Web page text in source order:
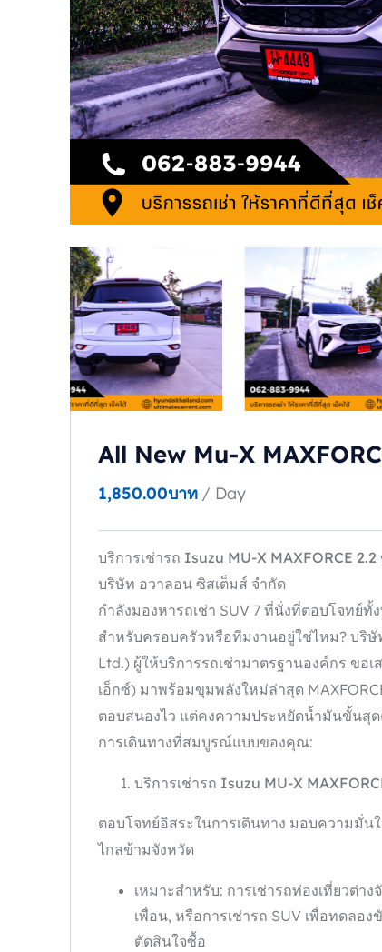
All New Mu-X
1,850.00บาท / Day
บริการเช่ารถ Isuzu MU-X MAXFORCE 2.2
บริษัท อวาลอน ซิสเต็มส์ จำกัด
กำลังมองหารถเช่า SUV 7 ที่นั่งที่ตอบโจทย์
สำหรับครอบครัวหรือทีมงานอยู่ใช่ไหม? บริษั
Ltd.) ผู้ให้บริการรถเช่ามาตรฐานองค์กร ขอ
เอ็กซ์) มาพร้อมขุมพลังใหม่ล่าสุด
ตอบสนองไว แต่คงความประหยัดน้ำมันขั้นสุ
การเดินทางที่สมบูรณ์แบบของคุณ:
บริการเช่ารถ Isuzu MU-X
ตอบโจทย์อิสระในการเดินทาง มอบความมั่น
ไกลข้ามจังหวัด
เหมาะสำหรับ: การเช่ารถท่องเที่ยวต่
เพื่อน, หรือการเช่ารถ SUV เพื่อทดลอ
ตัดสินใจซื้อ